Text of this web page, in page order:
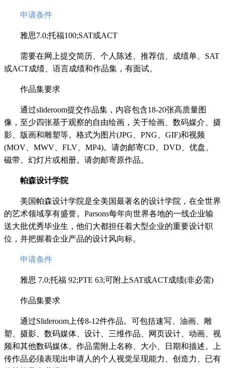
申请条件
雅思7.0;托福100;SAT或ACT
需要在网上提交简历、个人陈述、推荐信、成绩单、SAT
或ACT成绩、语言成绩和作品集，有面试。
作品集要求
通过slideroom提交作品集，内容包含18-20张高质量图
像，至少四张基于观察的自由绘画，关于绘画、数码媒介、摄
影、版画和雕塑等。格式为图片(JPG、PNG、GIF)和视频
(MOV、MWV、FLV、MP4)。请勿邮寄CD、DVD、优盘、
磁带、幻灯片或相册。请勿邮寄原作品。
帕森设计学院
美国帕森设计学院是全美国最著名的设计学院，在全世界
的艺术领域享有盛誉。Parsons每年向世界各地的一线企业输
送大批优秀毕业生，他们大都担任着大型企业的重要设计职
位，并把握着企业产品的设计风向标。
申请条件
雅思 7.0;托福 92;PTE 63;可附上SAT或ACT成绩(非必需)
作品集要求
通过Slideroom上传8-12件作品。可包括速写、油画、雕
塑、摄影、数码媒体、设计、三维作品、网页设计、动画、视
频和其他数码媒体。作品需附上名称、大小、日期和描述。上
传作品必须表现出申请人的个人视觉呈现能力、创造力、已有